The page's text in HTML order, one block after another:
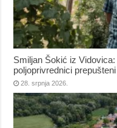
Smiljan Šokić iz
poljoprivrednici
28. srpnja 2026.